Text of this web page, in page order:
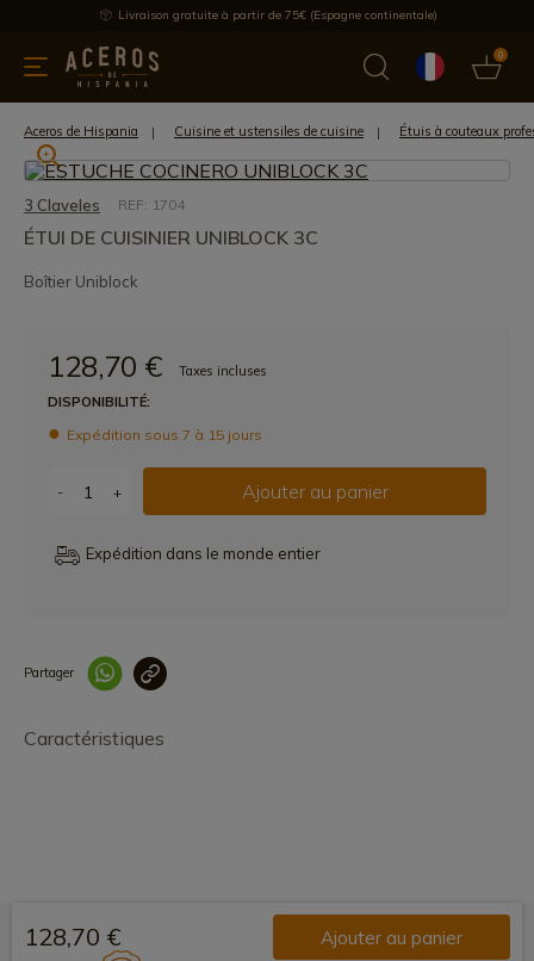
Livraison gratuite à partir de 75€ (Espagne continentale)
0
de cuisine Offre Dernières nouvelles Meilleures ventes
Aceros de Hispania Cuisine et ustensiles de cuisine Étuis à couteaux
3 Claveles REF: 1704
ÉTUI DE CUISINIER UNIBLOCK 3C
Boîtier Uniblock
128,70 €
Taxes incluses
DISPONIBILITÉ:
Expédition sous 7 à 15 jours
- + Ajouter au panier
Expédition dans le monde entier
Partager
Caractéristiques
128,70 € Ajouter au panier